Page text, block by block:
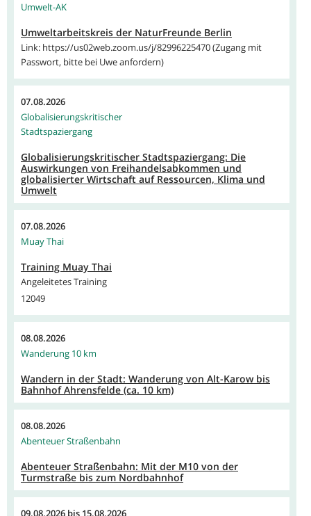
Umwelt-AK
Umweltarbeitskreis der NaturFreunde Berlin
Link: https://us02web.zoom.us/j/82996225470 (Zugang mit
Passwort, bitte bei Uwe anfordern)
07.08.2026
Globalisierungskritischer
Stadtspaziergang
Globalisierungskritischer Stadtspaziergang: Die
Auswirkungen von Freihandelsabkommen und
globalisierter Wirtschaft auf Ressourcen, Klima und
Umwelt
07.08.2026
Muay Thai
Training Muay Thai
Angeleitetes Training
12049
08.08.2026
Wanderung 10 km
Wandern in der Stadt: Wanderung von Alt-Karow bis
Bahnhof Ahrensfelde (ca. 10 km)
08.08.2026
Abenteuer Straßenbahn
Abenteuer Straßenbahn: Mit der M10 von der
Turmstraße bis zum Nordbahnhof
09.08.2026 bis 15.08.2026